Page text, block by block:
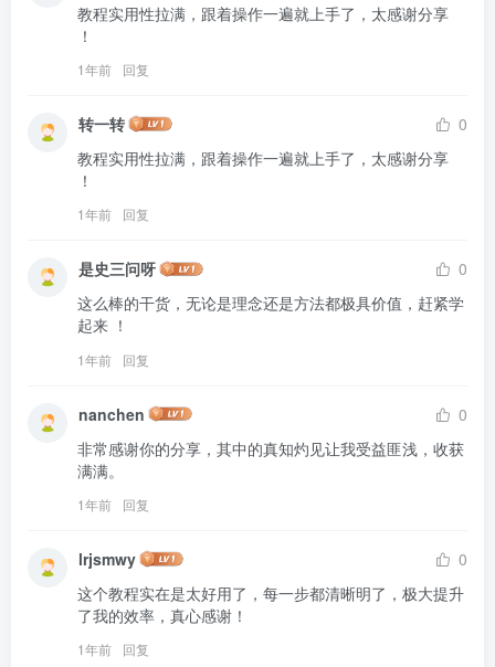
教程实用性拉满，跟着操作一遍就上手了，太感谢分享
！
1年前 回复
转一转
0
教程实用性拉满，跟着操作一遍就上手了，太感谢分享
！
1年前 回复
是史三问呀
0
这么棒的干货，无论是理念还是方法都极具价值，赶紧学
起来 ！
1年前 回复
nanchen
0
非常感谢你的分享，其中的真知灼见让我受益匪浅，收获
满满。
1年前 回复
lrjsmwy
0
这个教程实在是太好用了，每一步都清晰明了，极大提升
了我的效率，真心感谢！
1年前 回复